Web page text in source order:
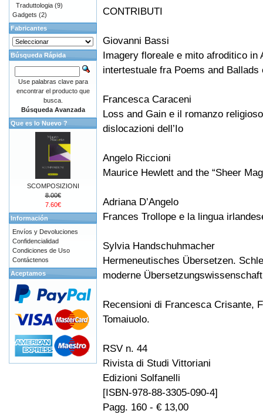
CONTRIBUTI
Giovanni Bassi
Imagery floreale e mito afroditico in
intertestuale fra Poems and Ballads
Francesca Caraceni
Loss and Gain e il romanzo
dislocazioni dell’Io
Angelo Riccioni
Maurice Hewlett and the “Sheer
Adriana D’Angelo
Frances Trollope e la lingua
Sylvia Handschuhmacher
Hermeneutisches Übersetzen.
moderne Übersetzungswissenschaft
Recensioni di Francesca Crisante,
Tomaiuolo.
RSV n. 44
Rivista di Studi Vittoriani
Edizioni Solfanelli
[ISBN-978-88-3305-090-4]
Pagg. 160 - € 13,00
Traduttologia (9)
Gadgets (2)
Fabricantes
Búsqueda Rápida
Use palabras clave para
encontrar el producto que
busca.
Búsqueda Avanzada
Que es lo Nuevo ?
SCOMPOSIZIONI
8.00€
7.60€
Información
Envíos y Devoluciones
Confidencialidad
Condiciones de Uso
Contáctenos
Aceptamos